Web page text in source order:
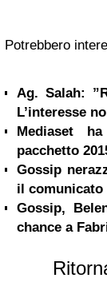
Potrebbero
Ag. Salah:
L’interesse
Mediaset
pacchetto
Gossip
il comunicato
Gossip,
chance a